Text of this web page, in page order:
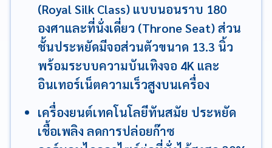
(Royal Silk Class) แบบนอนราบ 180
องศาและที่นั่งเดี่ยว (Throne Seat) ส่วน
ชั้นประหยัดมีจอส่วนตัวขนาด 13.3 นิ้ว
พร้อมระบบความบันเทิงจอ 4K และ
อินเทอร์เน็ตความเร็วสูงบนเครื่อง
เครื่องยนต์เทคโนโลยีทันสมัย ประหยัด
เชื้อเพลิง ลดการปล่อยก๊าซ